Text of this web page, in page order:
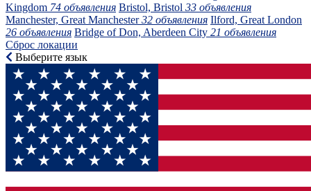
Kingdom 74 объявления Bristol, Bristol 33 объявления
Manchester, Great Manchester32 объявления Ilford, Great London
26 объявления Bridge of Don, Aberdeen City 21 объявления
Сброс локации
Выберите язык